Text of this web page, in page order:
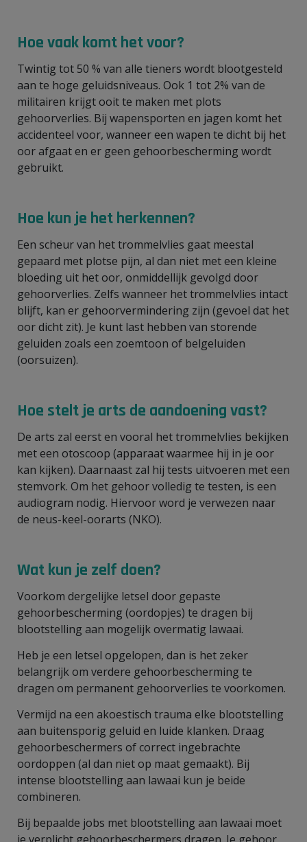
Hoe vaak komt het voor?
Twintig tot 50 % van alle tieners wordt blootgesteld
aan te hoge geluidsniveaus. Ook 1 tot 2% van de
militairen krijgt ooit te maken met plots
gehoorverlies. Bij wapensporten en jagen komt het
accidenteel voor, wanneer een wapen te dicht bij het
oor afgaat en er geen gehoorbescherming wordt
gebruikt.
Hoe kun je het herkennen?
Een scheur van het trommelvlies gaat meestal
gepaard met plotse pijn, al dan niet met een kleine
bloeding uit het oor, onmiddellijk gevolgd door
gehoorverlies. Zelfs wanneer het trommelvlies intact
blijft, kan er gehoorvermindering zijn (gevoel dat het
oor dicht zit). Je kunt last hebben van storende
geluiden zoals een zoemtoon of belgeluiden
(oorsuizen).
Hoe stelt je arts de aandoening vast?
De arts zal eerst en vooral het trommelvlies bekijken
met een otoscoop (apparaat waarmee hij in je oor
kan kijken). Daarnaast zal hij tests uitvoeren met een
stemvork. Om het gehoor volledig te testen, is een
audiogram nodig. Hiervoor word je verwezen naar
de neus-keel-oorarts (NKO).
Wat kun je zelf doen?
Voorkom dergelijke letsel door gepaste
gehoorbescherming (oordopjes) te dragen bij
blootstelling aan mogelijk overmatig lawaai.
Heb je een letsel opgelopen, dan is het zeker
belangrijk om verdere gehoorbescherming te
dragen om permanent gehoorverlies te voorkomen.
Vermijd na een akoestisch trauma elke blootstelling
aan buitensporig geluid en luide klanken. Draag
gehoorbeschermers of correct ingebrachte
oordoppen (al dan niet op maat gemaakt). Bij
intense blootstelling aan lawaai kun je beide
combineren.
Bij bepaalde jobs met blootstelling aan lawaai moet
je verplicht gehoorbeschermers dragen. Je gehoor